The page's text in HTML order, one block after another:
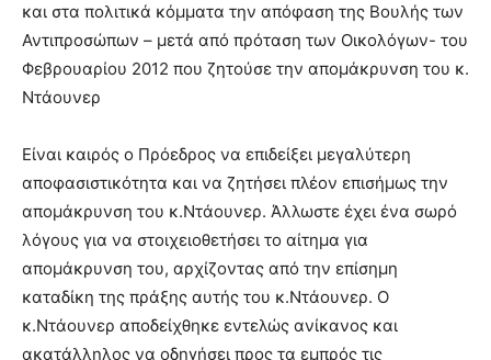
και στα πολιτικά κόμματα την απόφαση της Βουλής των
Αντιπροσώπων – μετά από πρόταση των Οικολόγων- του
Φεβρουαρίου 2012 που ζητούσε την απομάκρυνση του κ.
Ντάουνερ
Είναι καιρός ο Πρόεδρος να επιδείξει μεγαλύτερη
αποφασιστικότητα και να ζητήσει πλέον επισήμως την
απομάκρυνση του κ.Ντάουνερ. Άλλωστε έχει ένα σωρό
λόγους για να στοιχειοθετήσει το αίτημα για
απομάκρυνση του, αρχίζοντας από την επίσημη
καταδίκη της πράξης αυτής του κ.Ντάουνερ. Ο
κ.Ντάουνερ αποδείχθηκε εντελώς ανίκανος και
ακατάλληλος να οδηγήσει προς τα εμπρός τις